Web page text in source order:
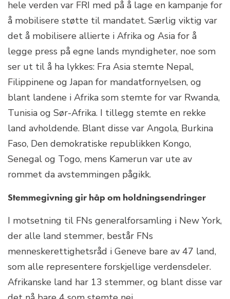
hele verden var FRI med på å lage en kampanje for
å mobilisere støtte til mandatet. Særlig viktig var
det å mobilisere allierte i Afrika og Asia for å
legge press på egne lands myndigheter, noe som
ser ut til å ha lykkes: Fra Asia stemte Nepal,
Filippinene og Japan for mandatfornyelsen, og
blant landene i Afrika som stemte for var Rwanda,
Tunisia og Sør-Afrika. I tillegg stemte en rekke
land avholdende. Blant disse var Angola, Burkina
Faso, Den demokratiske republikken Kongo,
Senegal og Togo, mens Kamerun var ute av
rommet da avstemmingen pågikk.
Stemmegivning gir håp om holdningsendringer
I motsetning til FNs generalforsamling i New York,
der alle land stemmer, består FNs
menneskerettighetsråd i Geneve bare av 47 land,
som alle representere forskjellige verdensdeler.
Afrikanske land har 13 stemmer, og blant disse var